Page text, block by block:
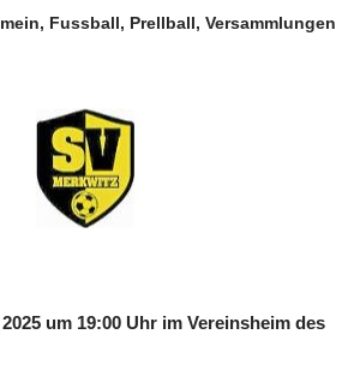
, Fussball , Prellball , Versammlungen
um 19:00 Uhr im Vereinsheim des